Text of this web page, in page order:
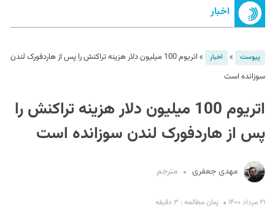
اخبار
پیوست » اخبار »
اتریوم 100 میلیون دلار هزینه تراکنش را پس از هاردفورک لندن
سوزانده است
اتریوم 100 میلیون دلار هزینه تراکنش را
پس از هاردفورک لندن سوزانده است
مهدی جعفری مترجم
۲۱ مرداد ۱۴۰۰ زمان مطالعه : ۳ دقیقه